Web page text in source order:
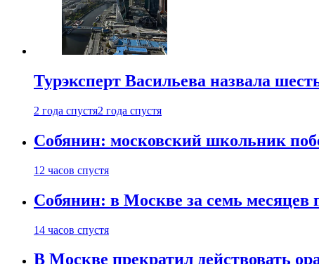
Турэксперт Васильева назвала
2 года спустя2 года спустя
Собянин: московский школьник
12 часов спустя
Собянин: в Москве за семь месяцев
14 часов спустя
В Москве прекратил действовать